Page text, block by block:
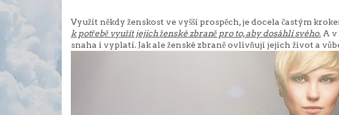
Využít někdy ženskost ve vyšší prospěch, je docela častým
k potřebě využít jejich ženské zbraně pro to, aby dosáhli svého. A v
snaha i vyplatí. Jak ale ženské zbraně ovlivňují jejich život a